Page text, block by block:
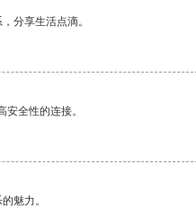
分享生活点滴。
全性的连接。
魅力。